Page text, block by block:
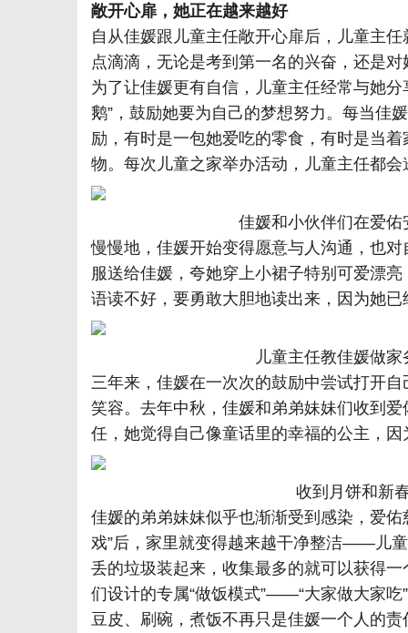
敞开心扉，她正在越来越好
自从佳媛跟儿童主任敞开心扉后，儿童主
点滴滴，无论是考到第一名的兴奋，还是
为了让佳媛更有自信，儿童主任经常与她
鹅”，鼓励她要为自己的梦想努力。每当佳
励，有时是一包她爱吃的零食，有时是当
物。每次儿童之家举办活动，儿童主任都
佳媛和小伙伴们在爱
慢慢地，佳媛开始变得愿意与人沟通，也
服送给佳媛，夸她穿上小裙子特别可爱漂
语读不好，要勇敢大胆地读出来，因为她
儿童主任教佳媛做
三年来，佳媛在一次次的鼓励中尝试打开
笑容。去年中秋，佳媛和弟弟妹妹们收到
任，她觉得自己像童话里的幸福的公主，
收到月饼和新
佳媛的弟弟妹妹似乎也渐渐受到感染，爱
戏”后，家里就变得越来越干净整洁——儿
丢的垃圾装起来，收集最多的就可以获得
们设计的专属“做饭模式”——“大家做大家
豆皮、刷碗，煮饭不再只是佳媛一个人的责